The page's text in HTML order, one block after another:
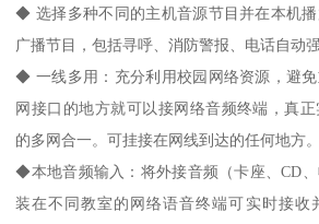
◆ 选择多种不同的主机音源节目并在本机
广播节目，包括寻呼、消防警报、电话自动强
◆ 一线多用：充分利用校园网络资源，避
网接口的地方就可以接网络音频终端，真
的多网合一。可挂接在网线到达的任何地方。
◆本地音频输入：将外接音频（卡座、CD
装在不同教室的网络语音终端可实时接收